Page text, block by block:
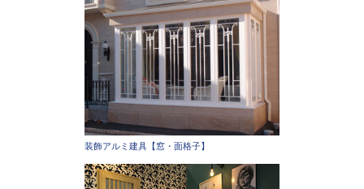
装飾アルミ建具【窓・面格子】